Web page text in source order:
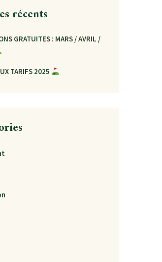
récents
GRATUITES : MARS / AVRIL /
TARIFS 2025